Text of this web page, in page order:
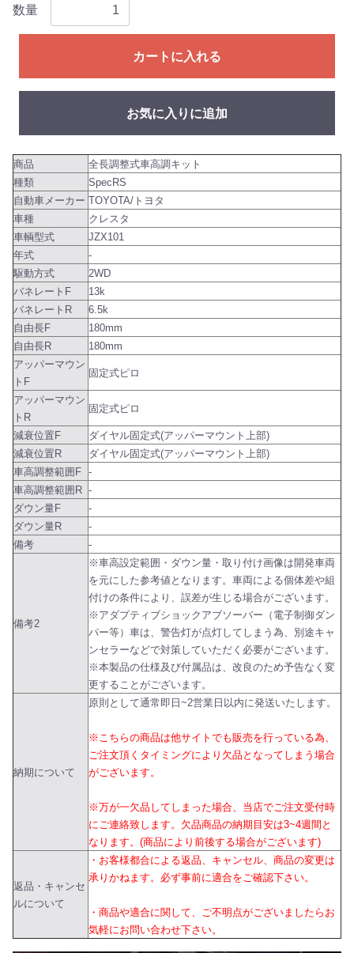
数量
カートに入れる
お気に入りに追加
商品
全長調整式車高調キット
種類
SpecRS
自動車メーカー TOYOTA/トヨタ
車種
クレスタ
車輌型式
JZX101
年式
-
駆動方式
2WD
バネレートF
13k
バネレートR
6.5k
自由長F
180mm
自由長R
180mm
アッパーマウン
トF
固定式ピロ
アッパーマウン
トR
固定式ピロ
減衰位置F
ダイヤル固定式(アッパーマウント上部)
減衰位置R
ダイヤル固定式(アッパーマウント上部)
車高調整範囲F -
車高調整範囲R -
ダウン量F
-
ダウン量R
-
備考
-
備考2
※車高設定範囲・ダウン量・取り付け画像は開発車両
を元にした参考値となります。車両による個体差や組
付けの条件により、誤差が生じる場合がございます。
※アダプティブショックアブソーバー（電子制御ダン
パー等）車は、警告灯が点灯してしまう為、別途キャ
ンセラーなどで対策していただく必要がございます。
※本製品の仕様及び付属品は、改良のため予告なく変
更することがございます。
納期について
原則として通常即日~2営業日以内に発送いたします。
※こちらの商品は他サイトでも販売を行っている為、
ご注文頂くタイミングにより欠品となってしまう場合
がございます。
※万が一欠品してしまった場合、当店でご注文受付時
にご連絡致します。欠品商品の納期目安は3~4週間と
なります。(商品により前後する場合がございます)
返品・キャンセ
ルについて
・お客様都合による返品、キャンセル、商品の変更は
承りかねます。必ず事前に適合をご確認下さい。
・商品や適合に関して、ご不明点がございましたらお
気軽にお問い合わせ下さい。